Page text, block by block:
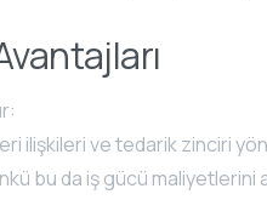
ilişkileri ve tedarik zinciri
bu da iş gücü maliyetlerini